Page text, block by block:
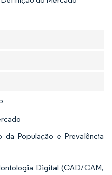
da População e Prevalência
Digital (CAD/CAM,